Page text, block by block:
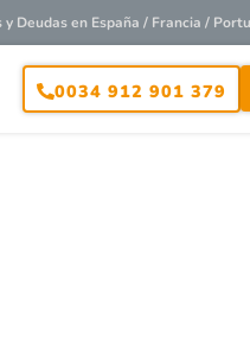
y Deudas en España / Francia /
0034 912 901 379